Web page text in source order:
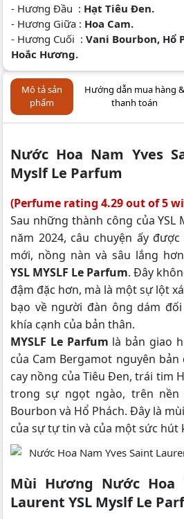
Mô tả sản
phẩm
Hướng dẫn mua hàng
thanh toán
Nước Hoa Nam Yves
Myslf Le Parfum
(Perfume rating 4.29 out of 5
Sau những thành công của YSL
năm 2024, câu chuyện ấy
mới, nồng nàn và sâu lắng
YSL MYSLF Le Parfum. Đây
đậm đặc hơn, mà là một sự lột
bạo về người đàn ông dám
khía cạnh của bản thân.
MYSLF Le Parfum là bản giao
của Cam Bergamot nguyên
cay nồng của Tiêu Đen, trái tim
trong sự ngọt ngào, trên nền
Bourbon và Hổ Phách. Đây là
của sự tự tin và của một sức hút
Mùi Hương Nước Hoa
Laurent YSL Myslf Le
- Hương Đầu : Hạt Tiêu Đen.
- Hương Giữa : Hoa Cam.
- Hương Cuối : Vani Bourbon, Hổ
Hoắc Hương.